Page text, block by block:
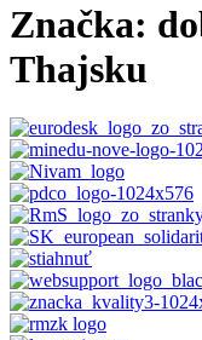
Značka:
Thajsku